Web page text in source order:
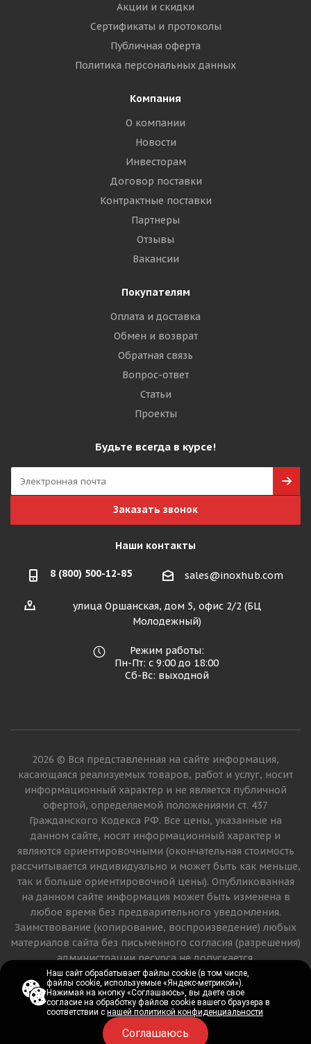
Акции и скидки
Сертификаты и протоколы
Публичная оферта
Политика персональных данных
Компания
О компании
Новости
Инвесторам
Договор поставки
Контрактные поставки
Партнеры
Отзывы
Вакансии
Покупателям
Оплата и доставка
Обмен и возврат
Обратная связь
Вопрос-ответ
Статьи
Проекты
Будьте всегда в курсе!
Заказать звонок
Наши контакты
8 (800) 500-12-85 sales@inoxhub.com
улица Оршанская, дом 5, офис 2/2 (БЦ
Молодежный)
Режим работы:
Пн-Пт: с 9:00 до 18:00
Сб-Вс: выходной
2026 © Вся представленная на сайте информация,
касающаяся реализуемых товаров, работ и услуг, носит
информационный характер и не является публичной
офертой, определяемой положениями ст. 437
Гражданского Кодекса РФ. Все цены, указанные на
данном сайте, носят информационный характер и
являются ориентировочными (окончательная стоимость
рассчитывается индивидуально и может быть как меньше,
так и больше ориентировочной цены). Опубликованная
на данном сайте информация может быть изменена в
любое время без предварительного уведомления.
Заимствование (копирование, воспроизведение) любых
материалов сайта без письменного согласия (разрешения)
администрации ресурса не допускается.
Версия для печати
Наш сайт обрабатывает файлы cookie (в том числе,
файлы cookie, используемые «Яндекс-метрикой»).
Нажимая на кнопку «Соглашаюсь», вы даете свое
согласие на обработку файлов cookie вашего браузера в
соответствии снашей политикой конфиденциальности
Соглашаюсь
Наш сайт обрабатывает файлы cookie (в том числе,
файлы cookie, используемые «Яндекс-метрикой»).
Нажимая на кнопку «Соглашаюсь», вы даете свое
согласие на обработку файлов cookie вашего браузера в
соответствии снашей политикой конфиденциальности
Соглашаюсь